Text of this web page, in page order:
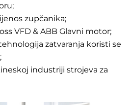
zupčanika;
VFD & ABB Glavni motor;
zatvaranja koristi se
industriji strojeva za